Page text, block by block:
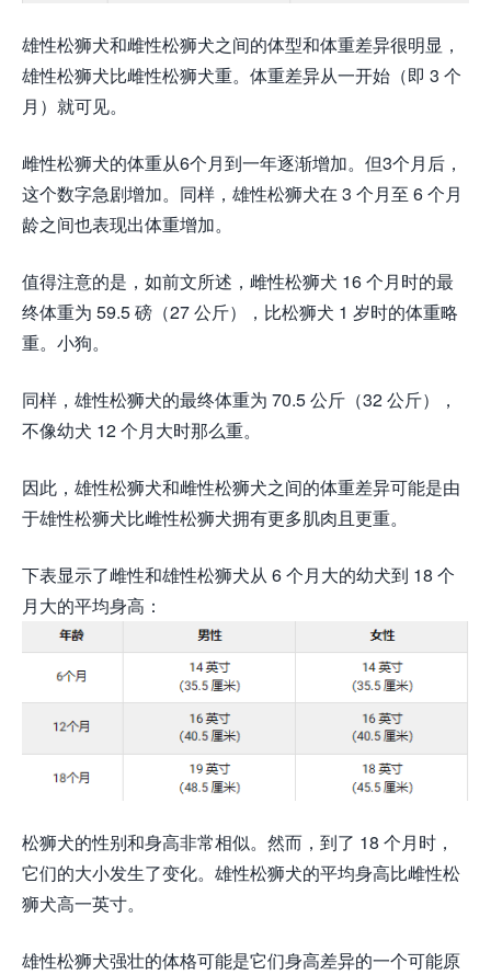
雄性松狮犬和雌性松狮犬之间的体型和体重差异很明显，
雄性松狮犬比雌性松狮犬重。体重差异从一开始（即 3 个
月）就可见。
雌性松狮犬的体重从6个月到一年逐渐增加。但3个月后，
这个数字急剧增加。同样，雄性松狮犬在 3 个月至 6 个月
龄之间也表现出体重增加。
值得注意的是，如前文所述，雌性松狮犬 16 个月时的最
终体重为 59.5 磅（27 公斤），比松狮犬 1 岁时的体重略
重。小狗。
同样，雄性松狮犬的最终体重为 70.5 公斤（32 公斤），
不像幼犬 12 个月大时那么重。
因此，雄性松狮犬和雌性松狮犬之间的体重差异可能是由
于雄性松狮犬比雌性松狮犬拥有更多肌肉且更重。
下表显示了雌性和雄性松狮犬从 6 个月大的幼犬到 18 个
月大的平均身高：
松狮犬的性别和身高非常相似。然而，到了 18 个月时，
它们的大小发生了变化。雄性松狮犬的平均身高比雌性松
狮犬高一英寸。
雄性松狮犬强壮的体格可能是它们身高差异的一个可能原